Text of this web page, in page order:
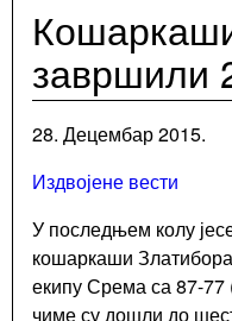
завршили
28. Децембар 2015.
Издвојене вести
У последњем колу
кошаркаши
екипу Срема са 87-77
чиме су дошли до